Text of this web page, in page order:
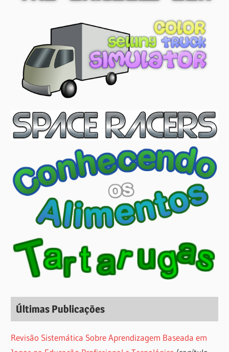
Últimas Publicações
Revisão Sistemática Sobre Aprendizagem Baseada em